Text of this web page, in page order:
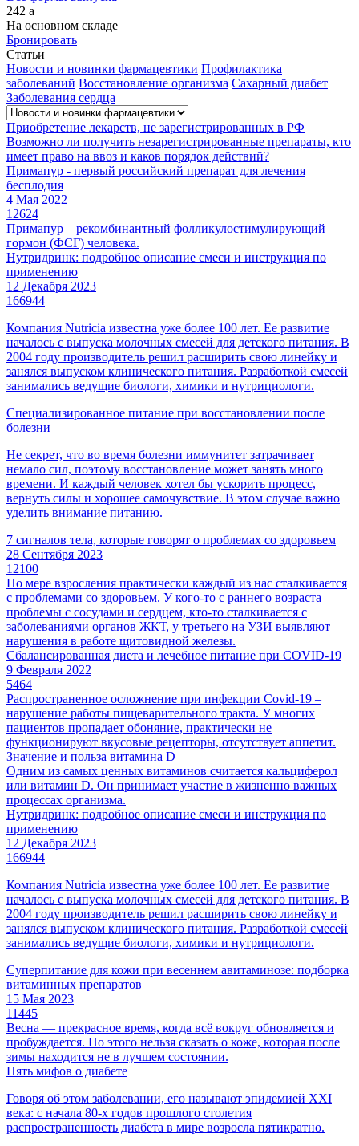
242 a
На основном складе
Бронировать
Статьи
Новости и новинки фармацевтики Профилактика
заболеваний Восстановление организма Сахарный диабет
Заболевания сердца
Приобретение лекарств, не зарегистрированных в РФ
Возможно ли получить незарегистрированные препараты, кто
имеет право на ввоз и каков порядок действий?
Примапур - первый российский препарат для лечения
бесплодия
4 Мая 2022
12624
Примапур – рекомбинантный фолликулостимулирующий
гормон (ФСГ) человека.
Нутридринк: подробное описание смеси и инструкция по
применению
12 Декабря 2023
166944
Компания Nutricia известна уже более 100 лет. Ее развитие
началось с выпуска молочных смесей для детского питания. В
2004 году производитель решил расширить свою линейку и
занялся выпуском клинического питания. Разработкой смесей
занимались ведущие биологи, химики и нутрициологи.
Специализированное питание при восстановлении после
болезни
Не секрет, что во время болезни иммунитет затрачивает
немало сил, поэтому восстановление может занять много
времени. И каждый человек хотел бы ускорить процесс,
вернуть силы и хорошее самочувствие. В этом случае важно
уделить внимание питанию.
7 сигналов тела, которые говорят о проблемах со здоровьем
28 Сентября 2023
12100
По мере взросления практически каждый из нас сталкивается
с проблемами со здоровьем. У кого-то с раннего возраста
проблемы с сосудами и сердцем, кто-то сталкивается с
заболеваниями органов ЖКТ, у третьего на УЗИ выявляют
нарушения в работе щитовидной железы.
Сбалансированная диета и лечебное питание при COVID-19
9 Февраля 2022
5464
Распространенное осложнение при инфекции Covid-19 –
нарушение работы пищеварительного тракта. У многих
пациентов пропадает обоняние, практически не
функционируют вкусовые рецепторы, отсутствует аппетит.
Значение и польза витамина D
Одним из самых ценных витаминов считается кальциферол
или витамин D. Он принимает участие в жизненно важных
процессах организма.
Нутридринк: подробное описание смеси и инструкция по
применению
12 Декабря 2023
166944
Компания Nutricia известна уже более 100 лет. Ее развитие
началось с выпуска молочных смесей для детского питания. В
2004 году производитель решил расширить свою линейку и
занялся выпуском клинического питания. Разработкой смесей
занимались ведущие биологи, химики и нутрициологи.
Суперпитание для кожи при весеннем авитаминозе: подборка
витаминных препаратов
15 Мая 2023
11445
Весна — прекрасное время, когда всё вокруг обновляется и
пробуждается. Но этого нельзя сказать о коже, которая после
зимы находится не в лучшем состоянии.
Пять мифов о диабете
Говоря об этом заболевании, его называют эпидемией XXI
века: с начала 80-х годов прошлого столетия
распространенность диабета в мире возросла пятикратно.